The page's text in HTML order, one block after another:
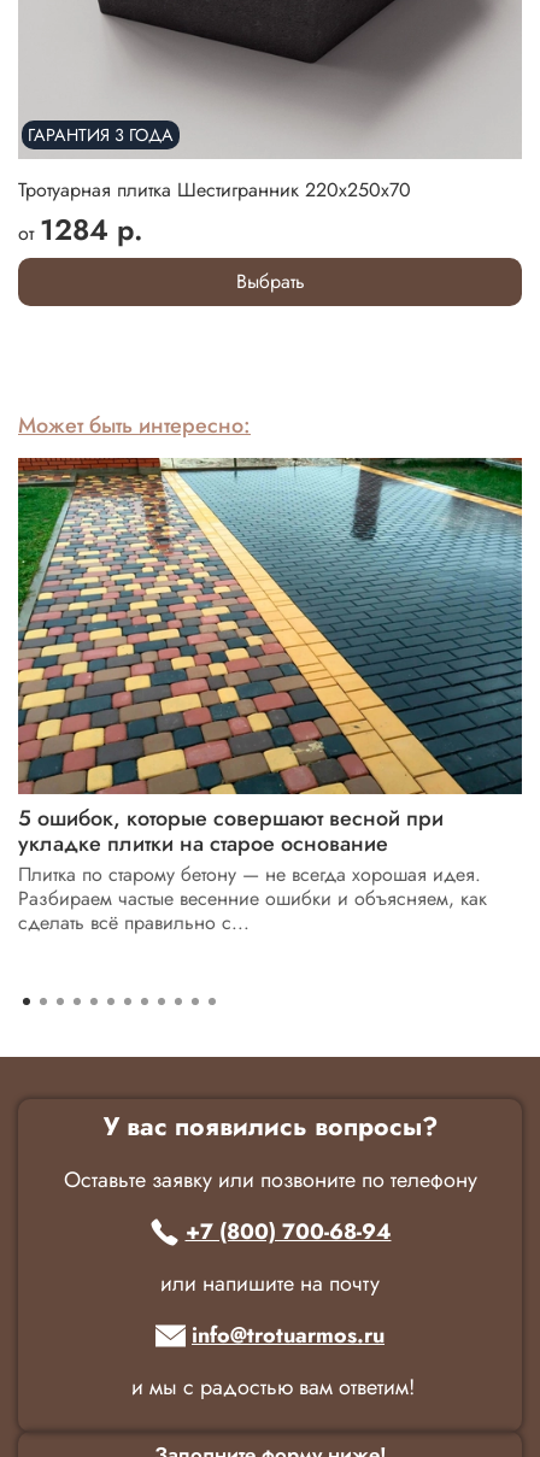
ГАРАНТИЯ 3 ГОДА
Тротуарная плитка Шестигранник 220х250х70
от 1284 р.
Выбрать
Может быть интересно:
5 ошибок, которые совершают весной при
укладке плитки на старое основание
Плитка по старому бетону — не всегда хорошая идея.
Разбираем частые весенние ошибки и объясняем, как
сделать всё правильно с...
У вас появились вопросы?
Оставьте заявку или позвоните по телефону
+7 (800) 700-68-94
или напишите на почту
info@trotuarmos.ru
и мы с радостью вам ответим!